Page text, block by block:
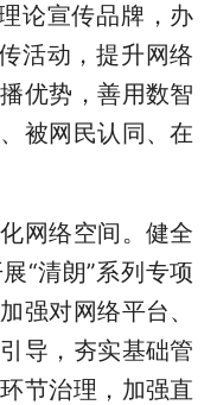
论宣传品牌，办
活动，提升网络
优势，善用数智
被网民认同、在
网络空间。健全
“清朗”系列专项
强对网络平台、
导，夯实基础管
节治理，加强直